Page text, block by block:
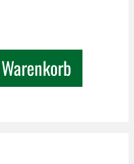
Wert ein oder
Alto Adige D.O.C.